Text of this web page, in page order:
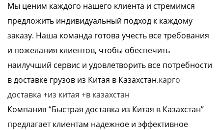
Мы ценим каждого нашего клиента и стремимся
предложить индивидуальный подход к каждому
заказу. Наша команда готова учесть все требования
и пожелания клиентов, чтобы обеспечить
наилучший сервис и удовлетворить все потребности
в доставке грузов из Китая в Казахстан.карго
доставка +из китая +в казахстан
Компания “Быстрая доставка из Китая в Казахстан”
предлагает клиентам надежное и эффективное